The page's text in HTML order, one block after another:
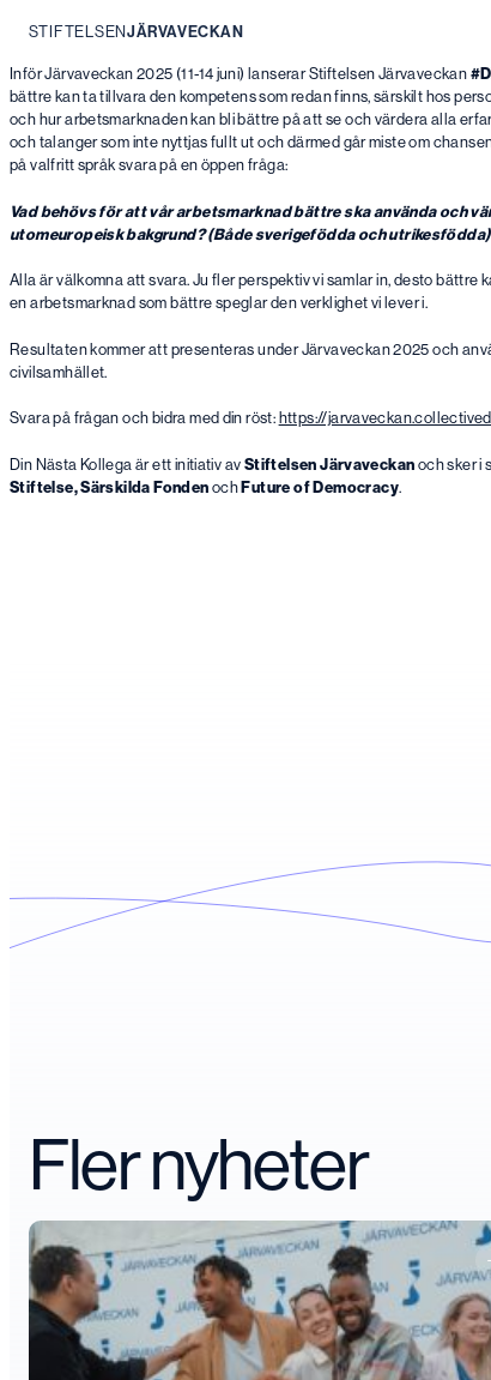
Hoppa
till
innehåll
STIFTELSENJÄRVAVECKAN
Inför Järvaveckan 2025 (11-14 juni) lanserar Stiftelsen Järvaveckan
bättre kan ta tillvara den kompetens som redan finns, särskilt hos
och hur arbetsmarknaden kan bli bättre på att se och värdera alla
och talanger som inte nyttjas fullt ut och därmed går miste om
på valfritt språk svara på en öppen fråga:
Vad behövs för att vår arbetsmarknad bättre ska använda och
utomeuropeisk bakgrund? (Både sverigefödda och utrikesfödda)
Alla är välkomna att svara. Ju fler perspektiv vi samlar in, desto
en arbetsmarknad som bättre speglar den verklighet vi lever i.
Resultaten kommer att presenteras under Järvaveckan 2025 och
civilsamhället.
Svara på frågan och bidra med din röst:https://
Din Nästa Kollega är ett initiativ avStiftelsen Järvaveckanoch sker i
Stiftelse, Särskilda FondenochFuture of Democracy.
Fler nyheter